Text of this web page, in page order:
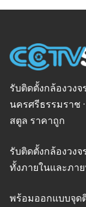
รับติดตั้งกล้องวงจ
นครศรีธรรมราช ·
สตูล ราคาถูก
รับติดตั้งกล้องวง
ทั้งภายในและภา
พร้อมออกแบบจุด